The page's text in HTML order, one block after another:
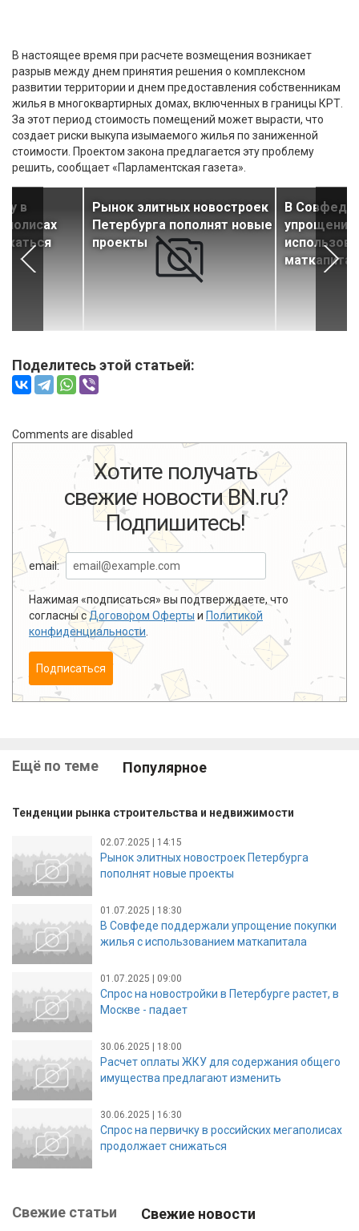
В настоящее время при расчете возмещения возникает
разрыв между днем принятия решения о комплексном
развитии территории и днем предоставления собственникам
жилья в многоквартирных домах, включенных в границы КРТ.
За этот период стоимость помещений может вырасти, что
создает риски выкупа изымаемого жилья по заниженной
стоимости. Проектом закона предлагается эту проблему
решить, сообщает «Парламентская газета».
в
Рынок элитных новостроек
Петербурга пополнят новые
проекты
В Совфеде
упрощение
Поделитесь этой статьей:
Comments are disabled
Хотите получать
свежие новости BN.ru?
Подпишитесь!
email:
Нажимая «подписаться» вы подтверждаете, что
согласны сДоговором Оферты и Политикой
конфиденциальности
Подписаться
Ещё по теме Популярное
Тенденции рынка строительства и недвижимости
02.07.2025 | 14:15
Рынок элитных новостроек Петербурга
пополнят новые проекты
01.07.2025 | 18:30
В Совфеде поддержали упрощение покупки
жилья с использованием маткапитала
01.07.2025 | 09:00
Спрос на новостройки в Петербурге растет, в
Москве - падает
30.06.2025 | 18:00
Расчет оплаты ЖКУ для содержания общего
имущества предлагают изменить
30.06.2025 | 16:30
Спрос на первичку в российских мегаполисах
продолжает снижаться
Свежие статьи Свежие новости